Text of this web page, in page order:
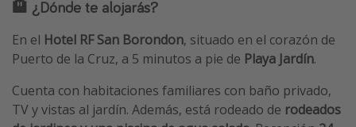
🏨 ¿Dónde te alojarás?
En el Hotel RF San Borondon, situado en el corazón de
Puerto de la Cruz, a 5 minutos a pie de Playa Jardín.
Cuenta con habitaciones familiares con baño privado,
TV y vistas al jardín. Además, está rodeado de rodeados